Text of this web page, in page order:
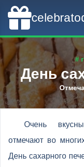
#
День
Очень
отмечают во
День сахарного